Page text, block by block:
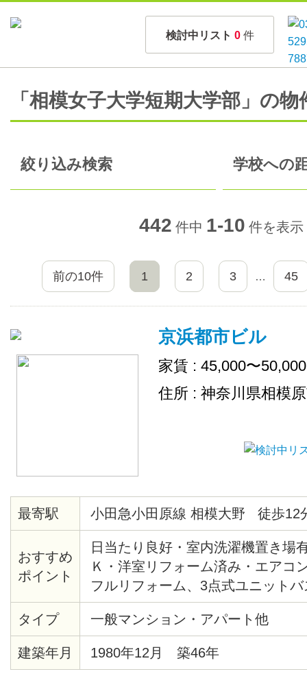
検討中リスト 0 件
「相模女子大学短期大学部」の物
絞り込み検索 学校への
442 件中 1-10 件を表示
前の10件 1 2 3 … 45
京浜都市ビル
家賃 : 45,000〜
住所 : 神奈川県相模
最寄駅 小田急小田原線 相模大野 徒歩12
おすすめ
ポイント
日当たり良好・室内洗濯機置き場
Ｋ・洋室リフォーム済み・エア
フルリフォーム、3点式ユニット
ターインターフォン、照明器具付
タイプ
一般マンション・アパート他
建築年月 1980年12月 築46年